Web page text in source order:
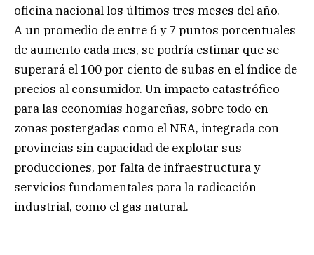
oficina nacional los últimos tres meses del año.
A un promedio de entre 6 y 7 puntos porcentuales
de aumento cada mes, se podría estimar que se
superará el 100 por ciento de subas en el índice de
precios al consumidor. Un impacto catastrófico
para las economías hogareñas, sobre todo en
zonas postergadas como el NEA, integrada con
provincias sin capacidad de explotar sus
producciones, por falta de infraestructura y
servicios fundamentales para la radicación
industrial, como el gas natural.